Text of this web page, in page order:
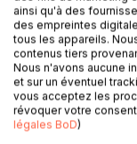
L'histoire se
bataille de
Cette peinture très
en province en a
Témoins de la
mêmes, les
ses injustices
ainsi qu'à des
des empreintes
tous les appareils.
contenus tiers
Nous n'avons aucune
et sur un éventuel
vous acceptez les
révoquer votre
légales BoD)